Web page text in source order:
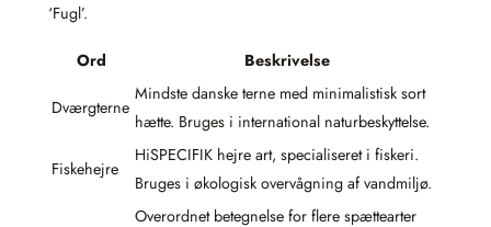
‘Fugl’.
Ord Beskrivelse
Dværgterne
Mindste danske terne med minimalistisk sort
hætte. Bruges i international naturbeskyttelse.
Fiskehejre
HiSPECIFIK hejre art, specialiseret i fiskeri.
Bruges i økologisk overvågning af vandmiljø.
Overordnet betegnelse for flere spættearter